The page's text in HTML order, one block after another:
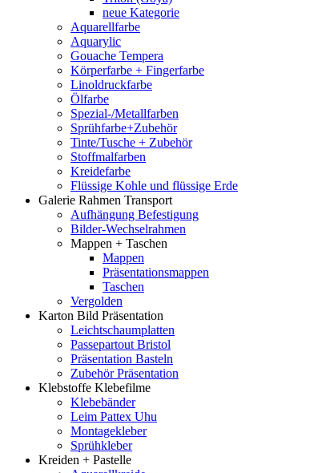
neue Kategorie
Aquarellfarbe
Aquarylic
Gouache Tempera
Körperfarbe + Fingerfarbe
Linoldruckfarbe
Ölfarbe
Spezial-/Metallfarben
Sprühfarbe+Zubehör
Tinte/Tusche + Zubehör
Stoffmalfarben
Kreidefarbe
Flüssige Kohle und flüssige Erde
Galerie Rahmen Transport
Aufhängung Befestigung
Bilder-Wechselrahmen
Mappen + Taschen
Mappen
Präsentationsmappen
Taschen
Vergolden
Karton Bild Präsentation
Leichtschaumplatten
Passepartout Bristol
Präsentation Basteln
Zubehör Präsentation
Klebstoffe Klebefilme
Klebebänder
Leim Pattex Uhu
Montagekleber
Sprühkleber
Kreiden + Pastelle